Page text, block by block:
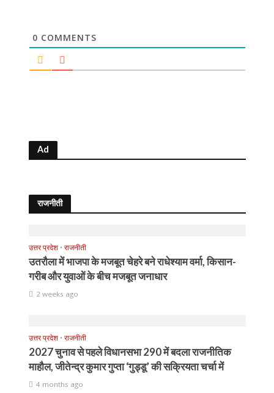
0 COMMENTS
Ad
राजनीती
उत्तर प्रदेश • राजनीती
उतरौला में भाजपा के मजबूत चेहरे बने राधेश्याम वर्मा, किसान-
गरीब और युवाओं के बीच मजबूत जनाधार
2 weeks ago
उत्तर प्रदेश • राजनीती
2027 चुनाव से पहले विधानसभा 290 में बदला राजनीतिक
माहौल, जीतेन्द्र कुमार गुप्ता ‘गुड्डू’ की सक्रियता चर्चा में
4 months ago